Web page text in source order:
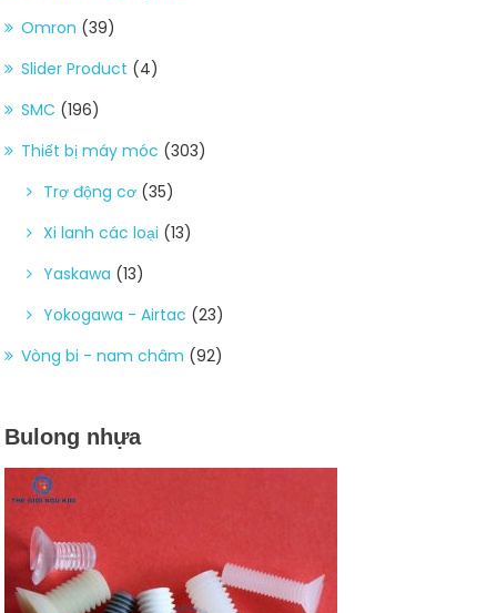
Omron (39)
Slider Product (4)
SMC (196)
Thiết bị máy móc (303)
Trợ động cơ (35)
Xi lanh các loại (13)
Yaskawa (13)
Yokogawa - Airtac (23)
Vòng bi - nam châm (92)
Bulong nhựa